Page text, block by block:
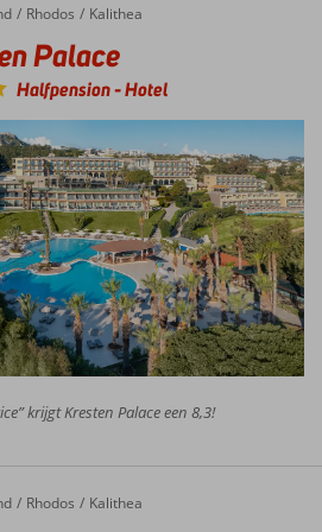
het veelzijdige aanbod van uitstapjes in
Rhodos Kalithea
Palace
Halfpension-Hotel
krijgt Kresten Palace een 8,3!
Rhodos Kalithea